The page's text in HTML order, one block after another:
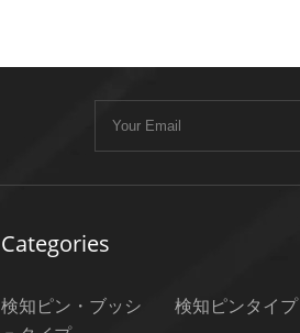
Categories
検知ピン・ブッシ
検知ピンタイプ